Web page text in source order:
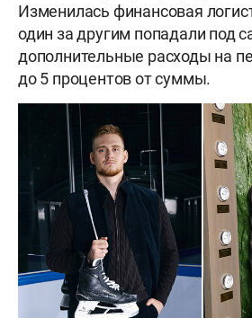
Изменилась финансовая
один за другим попадали под
дополнительные расходы на
до 5 процентов от суммы.